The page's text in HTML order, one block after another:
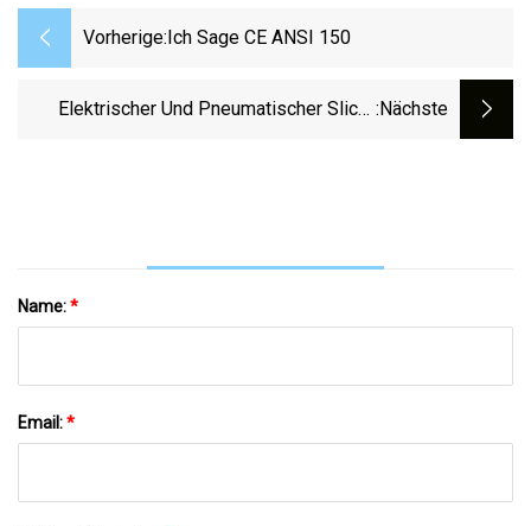
Vorherige: Ich Sage CE ANSI 150
Elektrischer Und Pneumatischer Slice- :nächste
Name:*
Email:*